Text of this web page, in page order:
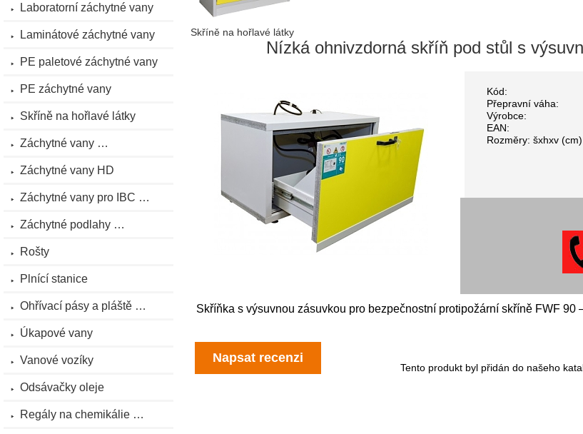
Laboratorní záchytné vany
Laminátové záchytné vany
PE paletové záchytné vany
PE záchytné vany
Skříně na hořlavé látky
Záchytné vany …
Záchytné vany HD
Záchytné vany pro IBC …
Záchytné podlahy …
Rošty
Plnící stanice
Ohřívací pásy a pláště …
Úkapové vany
Vanové vozíky
Odsávačky oleje
Regály na chemikálie …
Skříně na hořlavé látky
Nízká ohnivzdorná skříň pod stůl s
Kód:
Přepravní váha:
Výrobce:
EAN:
Rozměry: šxhxv (cm)
Skříňka s výsuvnou zásuvkou pro bezpečnostní protipožární skříně FWF 90
Napsat recenzi
Tento produkt byl přidán do našeho